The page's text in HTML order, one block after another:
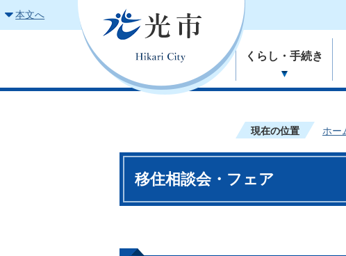
本文へ
くらし・手続き
現在の位置 ホー
移住相談会・フェア